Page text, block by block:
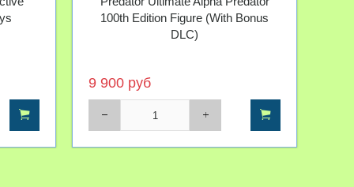
100th Edition Figure (With Bonus
DLC)
9 900 руб